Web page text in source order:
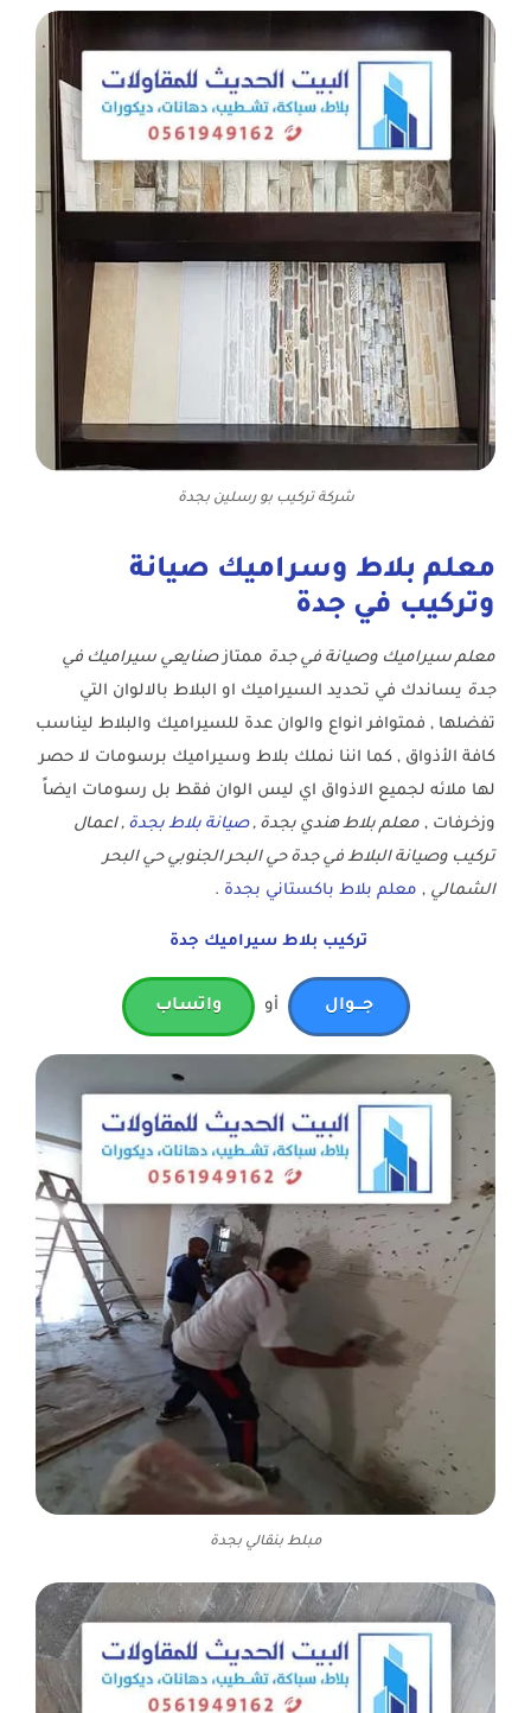
شركة تركيب بو رسلين بجدة
معلم بلاط وسراميك صيانة
وتركيب في جدة
معلم سيراميك وصيانة في جدة ممتازصنايعي سيراميك في
جدة يساندك في تحديد السيراميك او البلاط بالالوان التي
تفضلها , فمتوافر انواع والوان عدة للسيراميك والبلاط ليناسب
كافة الأذواق , كما اننا نملك بلاط وسيراميك برسومات لا حصر
لها ملائه لجميع الاذواق اي ليس الوان فقط بل رسومات ايضاً
وزخرفات , معلم بلاط هندي بجدة ,صيانة بلاط بجدة , اعمال
تركيب وصيانة البلاط في جدة حي البحر الجنوبي حي البحر
الشمالي , معلم بلاط باكستاني بجدة .
تركيب بلاط سيراميك جدة
جـــوال أو واتساب
مبلط بنقالي بجدة